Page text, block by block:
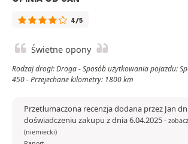
4/5
Świetne opony
Rodzaj drogi: Droga - Sposób użytkowania pojazdu:
450 - Przejechane kilometry: 1800 km
Przetłumaczona recenzja dodana przez Jan
doświadczeniu zakupu z dnia 6.04.2025-
(niemiecki)